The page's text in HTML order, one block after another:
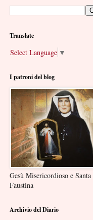
Translate
Select Language ▼
I patroni del blog
Gesù Misericordioso e Santa
Faustina
Archivio del Diario